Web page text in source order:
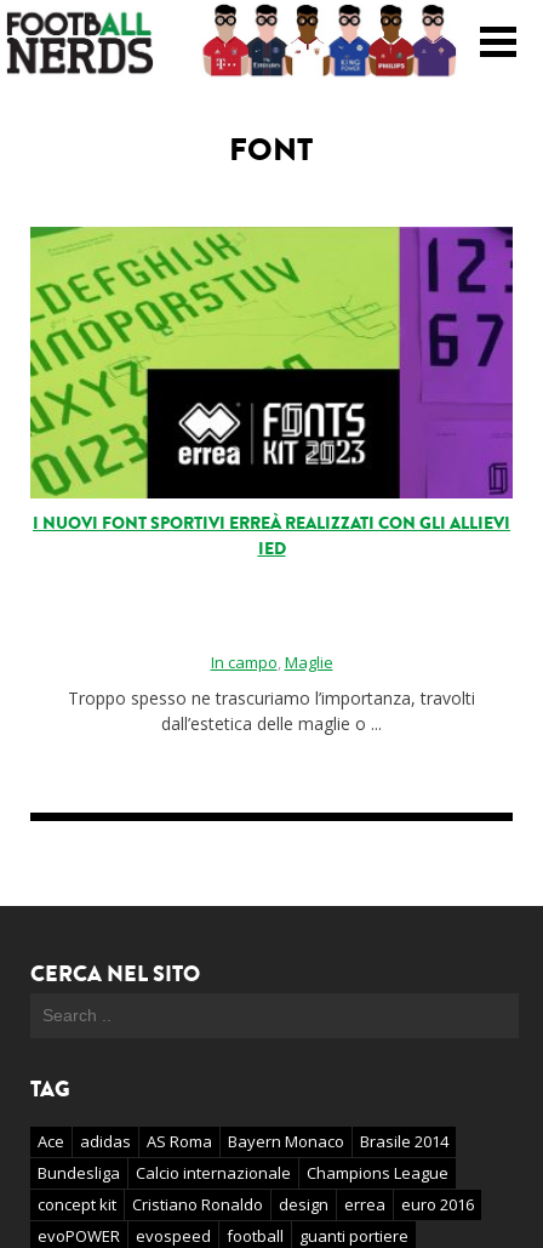
Search
Scarpe
Maglie
Accessori
Magazine Roba Da Nerds
Storie
Football Viral
Chi siamo
FONT
I NUOVI FONT SPORTIVI ERREÀ REALIZZATI CON GLI ALLIEVI
IED
In campo,Maglie
Troppo spesso ne trascuriamo l’importanza, travolti
dall’estetica delle maglie o ...
CERCA NEL SITO
TAG
Ace adidas AS Roma Bayern Monaco
Brasile 2014
Bundesliga
Calcio internazionale
Champions League
concept kit
Cristiano Ronaldo design errea
euro 2016
evoPOWER
evospeed football
guanti portiere